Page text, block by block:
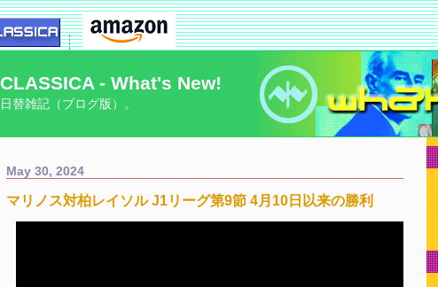
CLASSICA - What's New!
日替雑記（ブログ版）。
May 30, 2024
マリノス対柏レイソル J1リーグ第9節 4月10日以来の勝利